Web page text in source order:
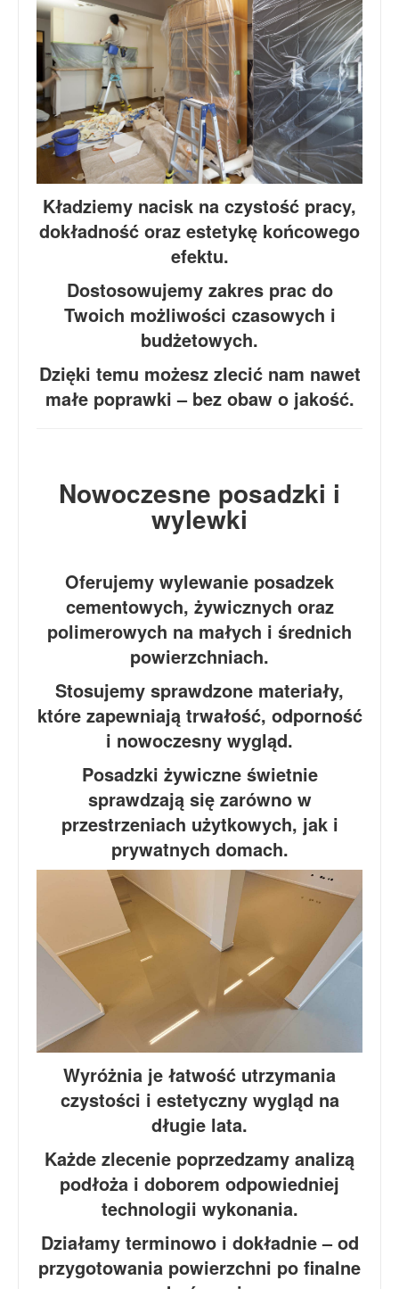
Kładziemy nacisk na czystość pracy,
dokładność oraz estetykę końcowego
efektu.
Dostosowujemy zakres prac do
Twoich możliwości czasowych i
budżetowych.
Dzięki temu możesz zlecić nam nawet
małe poprawki – bez obaw o jakość.
Nowoczesne posadzki i
wylewki
Oferujemy wylewanie posadzek
cementowych, żywicznych oraz
polimerowych na małych i średnich
powierzchniach.
Stosujemy sprawdzone materiały,
które zapewniają trwałość, odporność
i nowoczesny wygląd.
Posadzki żywiczne świetnie
sprawdzają się zarówno w
przestrzeniach użytkowych, jak i
prywatnych domach.
Wyróżnia je łatwość utrzymania
czystości i estetyczny wygląd na
długie lata.
Każde zlecenie poprzedzamy analizą
podłoża i doborem odpowiedniej
technologii wykonania.
Działamy terminowo i dokładnie – od
przygotowania powierzchni po finalne